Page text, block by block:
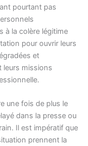
pourtant pas
à la colère légitime
pour ouvrir leurs
et
leurs missions
une fois de plus le
dans la presse ou
Il est impératif que
prennent la